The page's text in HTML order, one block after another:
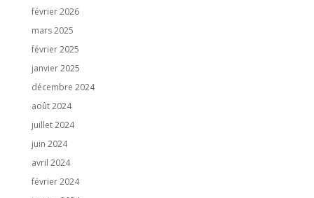
février 2026
mars 2025
février 2025
janvier 2025
décembre 2024
août 2024
juillet 2024
juin 2024
avril 2024
février 2024